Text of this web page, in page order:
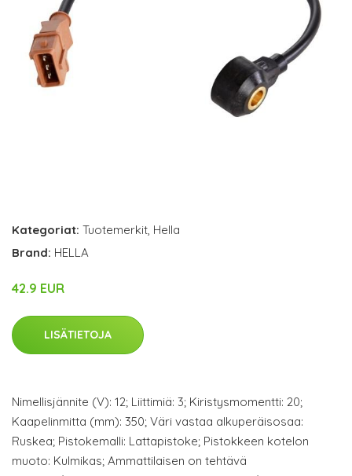
Kategoriat: Tuotemerkit, Hella
Brand: HELLA
42.9 EUR
LISÄTIETOJA
Nimellisjännite (V): 12; Liittimiä: 3; Kiristysmomentti: 20;
Kaapelinmitta (mm): 350; Väri vastaa alkuperäisosaa:
Ruskea; Pistokemalli: Lattapistoke; Pistokkeen kotelon
muoto: Kulmikas; Ammattilaisen on tehtävä